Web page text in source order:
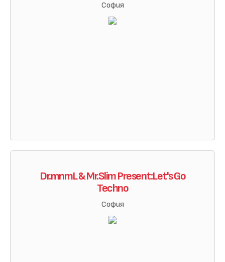
София
Dr.mnmL & Mr.Slim Present:Let's Go
Techno
София